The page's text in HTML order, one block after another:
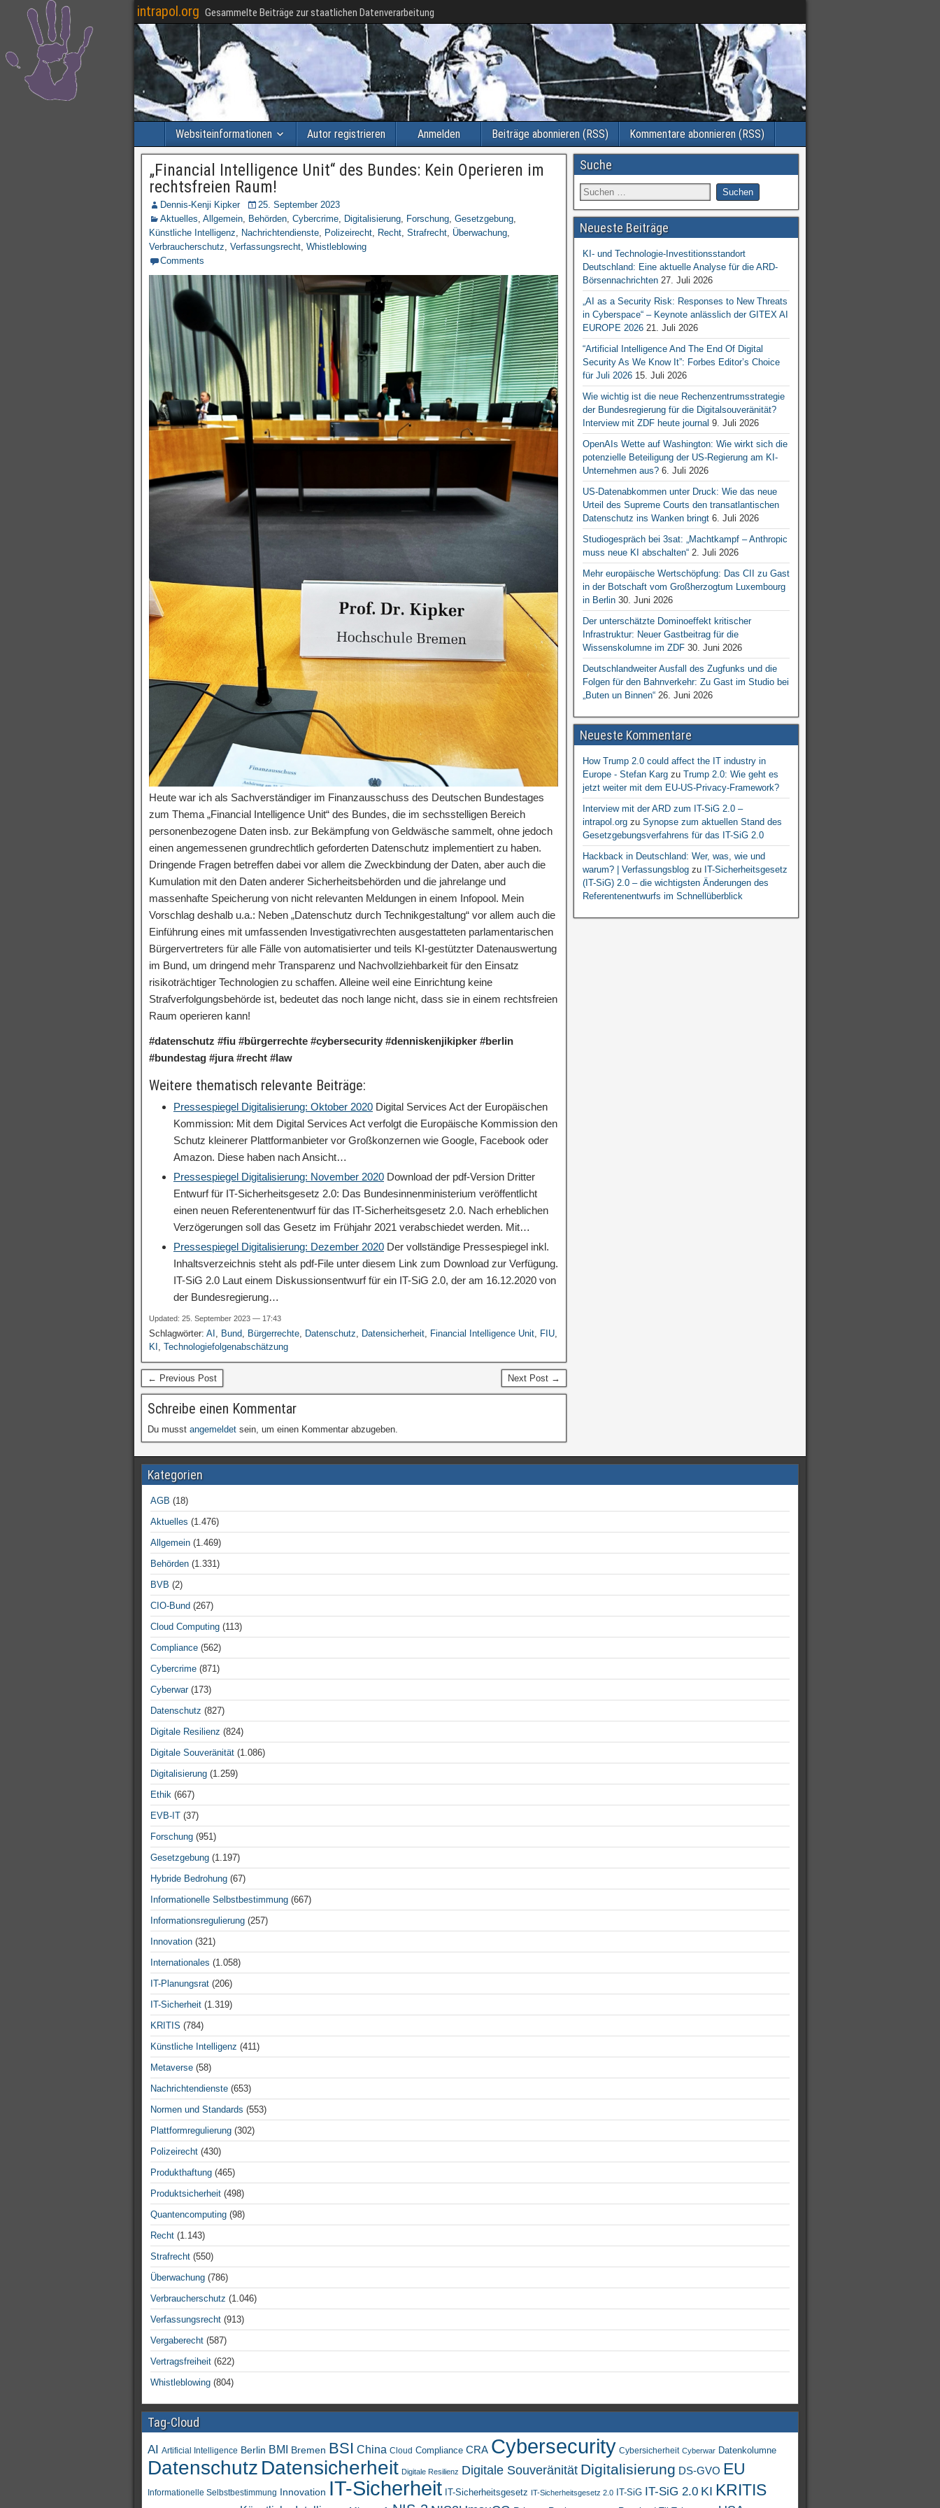
intrapol.org Gesammelte Beiträge zur staatlichen Datenverarbeitung
Websiteinformationen Autor registrieren Anmelden Beiträge abonnieren (RSS) Kommentare abonnieren (RSS)
„Financial Intelligence Unit“ des Bundes: Kein Operieren im
rechtsfreien Raum!
Dennis-Kenji Kipker
25. September 2023
Aktuelles, Allgemein, Behörden, Cybercrime, Digitalisierung, Forschung, Gesetzgebung,
Künstliche Intelligenz, Nachrichtendienste, Polizeirecht, Recht, Strafrecht, Überwachung,
Verbraucherschutz, Verfassungsrecht, Whistleblowing
Comments
Heute war ich als Sachverständiger im Finanzausschuss des Deutschen Bundestages
zum Thema „Financial Intelligence Unit“ des Bundes, die im sechsstelligen Bereich
personenbezogene Daten insb. zur Bekämpfung von Geldwäsche sammelt, ohne jedoch
einen angemessenen grundrechtlich geforderten Datenschutz implementiert zu haben.
Dringende Fragen betreffen dabei vor allem die Zweckbindung der Daten, aber auch die
Kumulation mit den Daten anderer Sicherheitsbehörden und die jahrelange und
massenhafte Speicherung von nicht relevanten Meldungen in einem Infopool. Mein
Vorschlag deshalb u.a.: Neben „Datenschutz durch Technikgestaltung“ vor allem auch die
Einführung eines mit umfassenden Investigativrechten ausgestatteten parlamentarischen
Bürgervertreters für alle Fälle von automatisierter und teils KI-gestützter Datenauswertung
im Bund, um dringend mehr Transparenz und Nachvollziehbarkeit für den Einsatz
risikoträchtiger Technologien zu schaffen. Alleine weil eine Einrichtung keine
Strafverfolgungsbehörde ist, bedeutet das noch lange nicht, dass sie in einem rechtsfreien
Raum operieren kann!
#datenschutz #fiu #bürgerrechte #cybersecurity #denniskenjikipker #berlin
#bundestag #jura #recht #law
Weitere thematisch relevante Beiträge:
Pressespiegel Digitalisierung: Oktober 2020 Digital Services Act der Europäischen
Kommission: Mit dem Digital Services Act verfolgt die Europäische Kommission den
Schutz kleinerer Plattformanbieter vor Großkonzernen wie Google, Facebook oder
Amazon. Diese haben nach Ansicht…
Pressespiegel Digitalisierung: November 2020 Download der pdf-Version Dritter
Entwurf für IT-Sicherheitsgesetz 2.0: Das Bundesinnenministerium veröffentlicht
einen neuen Referentenentwurf für das IT-Sicherheitsgesetz 2.0. Nach erheblichen
Verzögerungen soll das Gesetz im Frühjahr 2021 verabschiedet werden. Mit…
Pressespiegel Digitalisierung: Dezember 2020 Der vollständige Pressespiegel inkl.
Inhaltsverzeichnis steht als pdf-File unter diesem Link zum Download zur Verfügung.
IT-SiG 2.0 Laut einem Diskussionsentwurf für ein IT-SiG 2.0, der am 16.12.2020 von
der Bundesregierung…
Updated: 25. September 2023 — 17:43
Schlagwörter: AI , Bund, Bürgerrechte, Datenschutz, Datensicherheit, Financial Intelligence Unit, FIU,
KI , Technologiefolgenabschätzung
← Previous Post Next Post →
Schreibe einen Kommentar
Du musst angemeldet sein, um einen Kommentar abzugeben.
Suche
Neueste Beiträge
KI- und Technologie-Investitionsstandort
Deutschland: Eine aktuelle Analyse für die ARD-
Börsennachrichten 27. Juli 2026
„AI as a Security Risk: Responses to New Threats
in Cyberspace“ – Keynote anlässlich der GITEX AI
EUROPE 2026 21. Juli 2026
“Artificial Intelligence And The End Of Digital
Security As We Know It”: Forbes Editor’s Choice
für Juli 2026 15. Juli 2026
Wie wichtig ist die neue Rechenzentrumsstrategie
der Bundesregierung für die Digitalsouveränität?
Interview mit ZDF heute journal 9. Juli 2026
OpenAIs Wette auf Washington: Wie wirkt sich die
potenzielle Beteiligung der US-Regierung am KI-
Unternehmen aus? 6. Juli 2026
US-Datenabkommen unter Druck: Wie das neue
Urteil des Supreme Courts den transatlantischen
Datenschutz ins Wanken bringt 6. Juli 2026
Studiogespräch bei 3sat: „Machtkampf – Anthropic
muss neue KI abschalten“ 2. Juli 2026
Mehr europäische Wertschöpfung: Das CII zu Gast
in der Botschaft vom Großherzogtum Luxembourg
in Berlin 30. Juni 2026
Der unterschätzte Dominoeffekt kritischer
Infrastruktur: Neuer Gastbeitrag für die
Wissenskolumne im ZDF 30. Juni 2026
Deutschlandweiter Ausfall des Zugfunks und die
Folgen für den Bahnverkehr: Zu Gast im Studio bei
„Buten un Binnen“ 26. Juni 2026
Neueste Kommentare
How Trump 2.0 could affect the IT industry in
Europe - Stefan Kargzu Trump 2.0: Wie geht es
jetzt weiter mit dem EU-US-Privacy-Framework?
Interview mit der ARD zum IT-SiG 2.0 –
intrapol.orgzu Synopse zum aktuellen Stand des
Gesetzgebungsverfahrens für das IT-SiG 2.0
Hackback in Deutschland: Wer, was, wie und
warum? | Verfassungsblogzu IT-Sicherheitsgesetz
(IT-SiG) 2.0 – die wichtigsten Änderungen des
Referentenentwurfs im Schnellüberblick
Kategorien
AGB (18)
Aktuelles (1.476)
Allgemein (1.469)
Behörden (1.331)
BVB (2)
CIO-Bund (267)
Cloud Computing (113)
Compliance (562)
Cybercrime (871)
Cyberwar(173)
Datenschutz (827)
Digitale Resilienz (824)
Digitale Souveränität (1.086)
Digitalisierung (1.259)
Ethik (667)
EVB-IT (37)
Forschung (951)
Gesetzgebung (1.197)
Hybride Bedrohung (67)
Informationelle Selbstbestimmung (667)
Informationsregulierung (257)
Innovation (321)
Internationales (1.058)
IT-Planungsrat (206)
IT-Sicherheit (1.319)
KRITIS (784)
Künstliche Intelligenz (411)
Metaverse (58)
Nachrichtendienste (653)
Normen und Standards (553)
Plattformregulierung (302)
Polizeirecht (430)
Produkthaftung (465)
Produktsicherheit (498)
Quantencomputing (98)
Recht (1.143)
Strafrecht (550)
Überwachung (786)
Verbraucherschutz (1.046)
Verfassungsrecht (913)
Vergaberecht (587)
Vertragsfreiheit (622)
Whistleblowing (804)
Tag-Cloud
AI Artificial Intelligence Berlin BMI Bremen BSI China Cloud Compliance CRA Cybersecurity Cybersicherheit Cyberwar Datenkolumne
Datenschutz Datensicherheit Digitale Resilienz Digitale Souveränität Digitalisierung DS-GVO EU
Informationelle Selbstbestimmung Innovation IT-Sicherheit IT-Sicherheitsgesetz IT-Sicherheitsgesetz 2.0 IT-SiG IT-SiG 2.0 KI KRITIS